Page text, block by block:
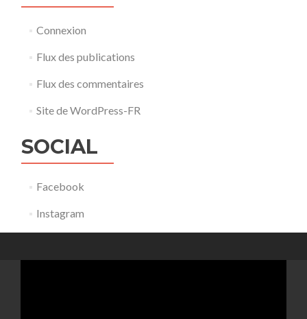
Connexion
Flux des publications
Flux des commentaires
Site de WordPress-FR
SOCIAL
Facebook
Instagram